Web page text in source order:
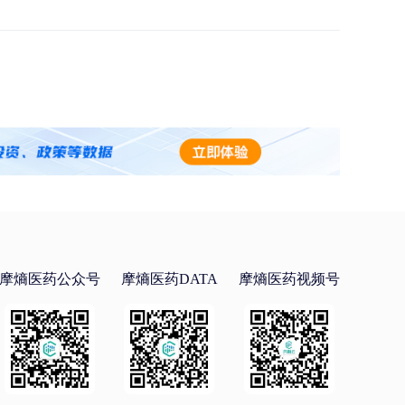
熵医药公众号 摩熵医药DATA 摩熵医药视频号